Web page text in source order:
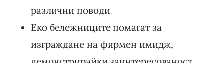
различни поводи.
Еко бележниците помагат за
изграждане на фирмен имидж,